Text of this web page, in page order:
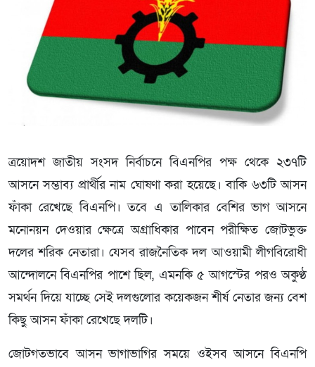
ত্রয়োদশ জাতীয় সংসদ নির্বাচনে বিএনপির পক্ষ থেকে ২৩৭টি
আসনে সম্ভাব্য প্রার্থীর নাম ঘোষণা করা হয়েছে। বাকি ৬৩টি আসন
ফাঁকা রেখেছে বিএনপি। তবে এ তালিকার বেশির ভাগ আসনে
মনোনয়ন দেওয়ার ক্ষেত্রে অগ্রাধিকার পাবেন পরীক্ষিত জোটভুক্ত
দলের শরিক নেতারা। যেসব রাজনৈতিক দল আওয়ামী লীগবিরোধী
আন্দোলনে বিএনপির পাশে ছিল, এমনকি ৫ আগস্টের পরও অকুণ্ঠ
সমর্থন দিয়ে যাচ্ছে সেই দলগুলোর কয়েকজন শীর্ষ নেতার জন্য বেশ
কিছু আসন ফাঁকা রেখেছে দলটি।
জোটগতভাবে আসন ভাগাভাগির সময়ে ওইসব আসনে বিএনপি